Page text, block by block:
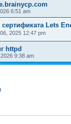
6:51 am
Lets
2025 12:47 pm
httpd
9:38 am